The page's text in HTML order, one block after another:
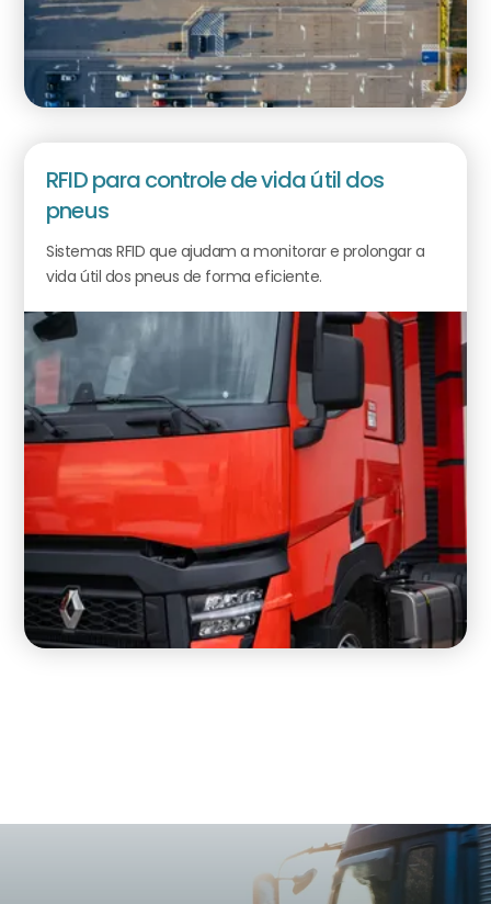
RFID para controle de vida útil dos
pneus
Sistemas RFID que ajudam a monitorar e prolongar a
vida útil dos pneus de forma eficiente.